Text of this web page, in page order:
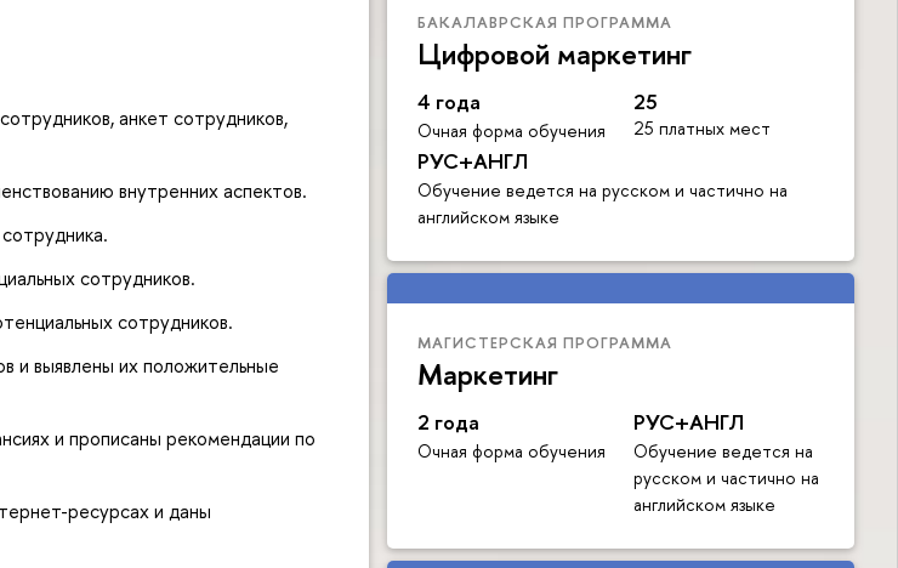
БАКАЛАВРСКАЯ ПРОГРАММА
Цифровой маркетинг
4 года
Очная форма обучения
25
25 платных мест
РУС+АНГЛ
Обучение ведется на русском и частично на
английском языке
МАГИСТЕРСКАЯ ПРОГРАММА
Маркетинг
2 года
Очная форма обучения
РУС+АНГЛ
Обучение ведется на
русском и частично на
английском языке
анкет сотрудников,
внутренних аспектов.
сотрудников.
сотрудников.
и выявлены их положительные
и прописаны рекомендации по
ресурсах и даны